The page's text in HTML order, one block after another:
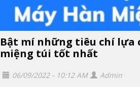
Bật mí những tiêu chí lựa
miệng túi tốt nhất
06/09/2022 - 10:12 AM
Admin